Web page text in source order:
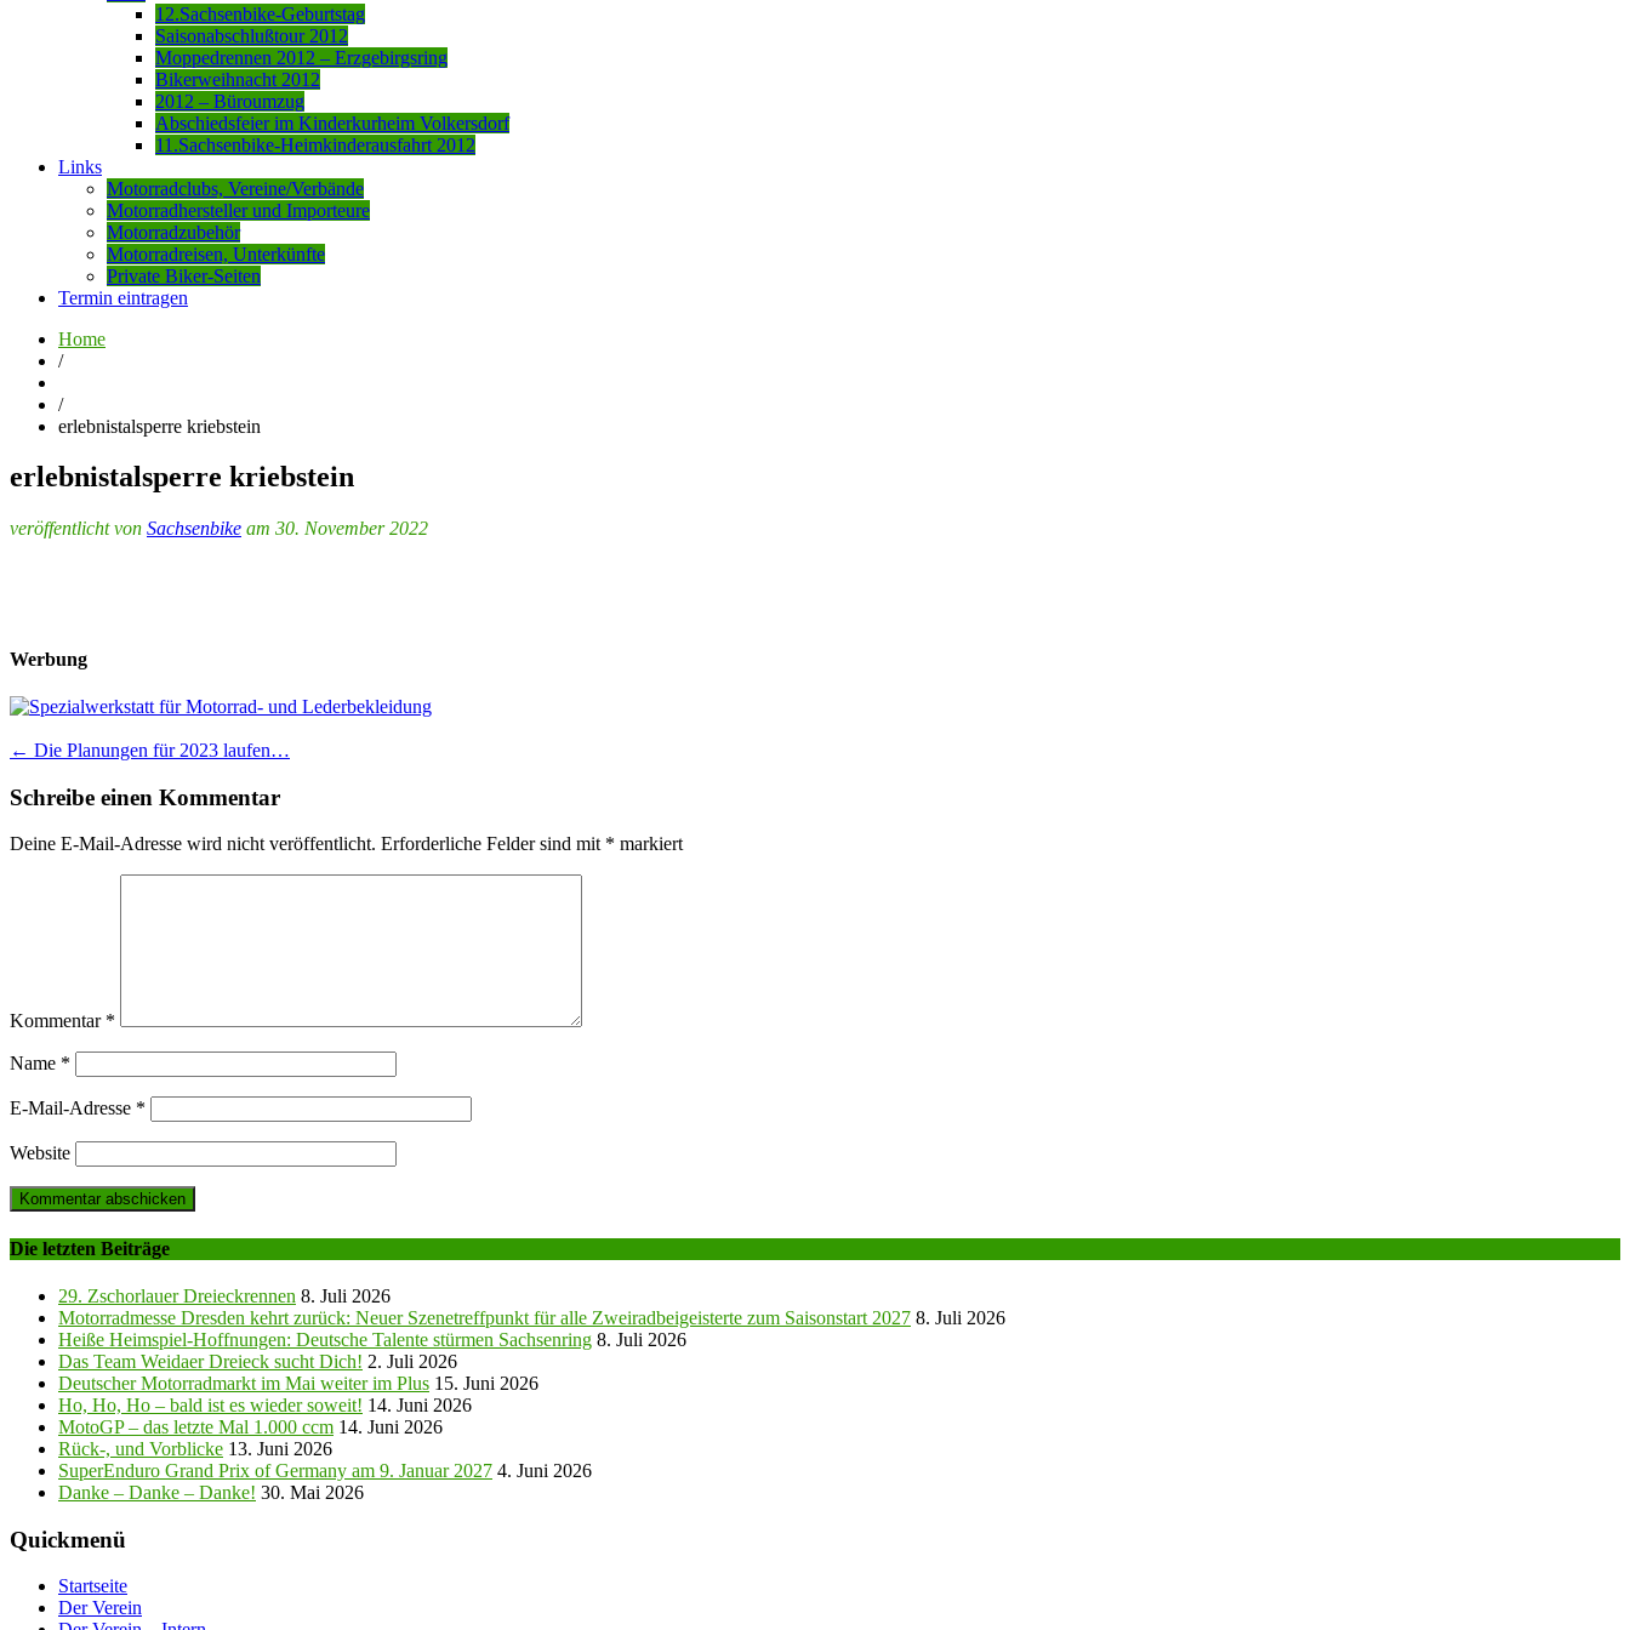
12.Sachsenbike-Geburtstag
Saisonabschlußtour 2012
Moppedrennen 2012 – Erzgebirgsring
Bikerweihnacht 2012
2012 – Büroumzug
Abschiedsfeier im Kinderkurheim Volkersdorf
11.Sachsenbike-Heimkinderausfahrt 2012
Links
Motorradclubs, Vereine/Verbände
Motorradhersteller und Importeure
Motorradzubehör
Motorradreisen, Unterkünfte
Private Biker-Seiten
Termin eintragen
Home
/
/
erlebnistalsperre kriebstein
erlebnistalsperre kriebstein
veröffentlicht von Sachsenbike am 30. November 2022
Werbung
Post
navigation
← Die Planungen für 2023 laufen…
Schreibe einen Kommentar
Deine E-Mail-Adresse wird nicht veröffentlicht. Erforderliche Felder sind mit * markiert
Kommentar *
Name *
E-Mail-Adresse *
Website
Die letzten Beiträge
29. Zschorlauer Dreieckrennen 8. Juli 2026
Motorradmesse Dresden kehrt zurück: Neuer Szenetreffpunkt für alle Zweiradbeigeisterte zum Saisonstart 2027 8. Juli 2026
Heiße Heimspiel-Hoffnungen: Deutsche Talente stürmen Sachsenring 8. Juli 2026
Das Team Weidaer Dreieck sucht Dich! 2. Juli 2026
Deutscher Motorradmarkt im Mai weiter im Plus 15. Juni 2026
Ho, Ho, Ho – bald ist es wieder soweit! 14. Juni 2026
MotoGP – das letzte Mal 1.000 ccm 14. Juni 2026
Rück-, und Vorblicke 13. Juni 2026
SuperEnduro Grand Prix of Germany am 9. Januar 2027 4. Juni 2026
Danke – Danke – Danke! 30. Mai 2026
Quickmenü
Startseite
Der Verein